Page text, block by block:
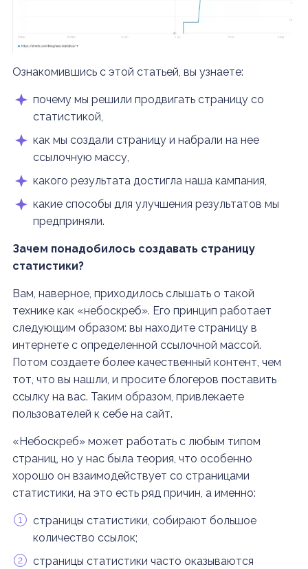
Ознакомившись с этой статьей, вы узнаете:
почему мы решили продвигать страницу со
статистикой,
как мы создали страницу и набрали на нее
ссылочную массу,
какого результата достигла наша кампания,
какие способы для улучшения результатов мы
предприняли.
Зачем понадобилось создавать страницу
статистики?
Вам, наверное, приходилось слышать о такой
технике как «небоскреб». Его принцип работает
следующим образом: вы находите страницу в
интернете с определенной ссылочной массой.
Потом создаете более качественный контент, чем
тот, что вы нашли, и просите блогеров поставить
ссылку на вас. Таким образом, привлекаете
пользователей к себе на сайт.
«Небоскреб» может работать с любым типом
страниц, но у нас была теория, что особенно
хорошо он взаимодействует со страницами
статистики, на это есть ряд причин, а именно:
страницы статистики, собирают большое
количество ссылок;
страницы статистики часто оказываются